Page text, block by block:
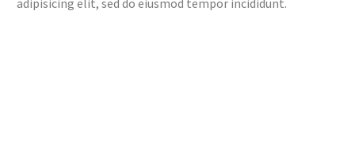
adipisicing elit, sed do eiusmod tempor incididunt.